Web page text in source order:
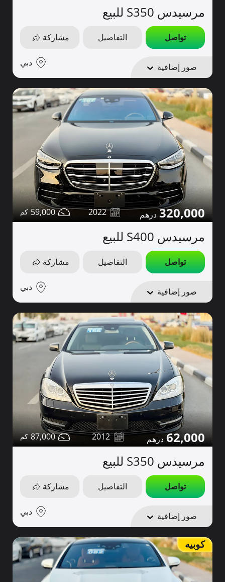
مرسيدس S350 للبيع
تواصل التفاصيل مشاركة
صور إضافية دبي
320,000
2022
59,000
مرسيدس S400 للبيع
تواصل التفاصيل مشاركة
صور إضافية دبي
62,000
2012
87,000
مرسيدس S350 للبيع
تواصل التفاصيل مشاركة
صور إضافية دبي
كوبيه